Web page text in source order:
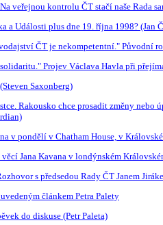
veřejnou kontrolu ČT stačí naše Rada
a Události plus dne 19. října 1998? (Jan
ČT je nekompetentní." Původní
Projev Václava Havla při
Saxonberg)
Rakousko chce prosadit změny nebo
v pondělí v Chatham House, v
Jana Kavana v londýnském
s předsedou Rady ČT Janem
článkem Petra Palety
do diskuse (Petr Paleta)